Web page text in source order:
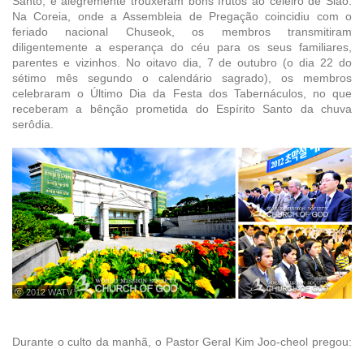
Na Coreia, onde a Assembleia de Pregação coincidiu com o
feriado nacional Chuseok, os membros transmitiram
diligentemente a esperança do céu para os seus familiares,
parentes e vizinhos. No oitavo dia, 7 de outubro (o dia 22 do
sétimo mês segundo o calendário sagrado), os membros
celebraram o Último Dia da Festa dos Tabernáculos, no que
receberam a bênção prometida do Espírito Santo da chuva
serôdia.
ⓒ 2012 WATV
Durante o culto da manhã, o Pastor Geral Kim Joo-cheol pregou: